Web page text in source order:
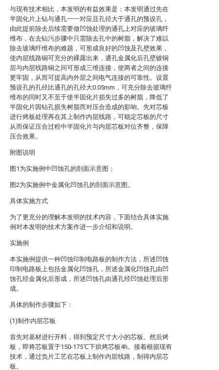
与现有技术相比，本发明的有益效果是：本发明通过先在
半固化片上钻与通孔一一对应且孔径大于通孔的预设孔，
由此提前除去后续需要做凹蚀处理的通孔上对应的玻璃纤
维布，在去钻污步骤中只需除去孔中的树脂，解决了难以
除去玻璃纤维布的难题，可形成良好的凹蚀及孔壁效果，
使内层线路铜可充分的裸露出来，通孔金属化后孔壁镀铜
层与内层线路铜之间可形成三维连接，使两者之间的连接
更牢固，从而可提高内外层之间电气连接的可靠性。设置
预设孔的孔径比通孔的孔径大0.05mm，可充分除去玻璃纤
维布的同时又不至于使半固化片损失过多的树脂，降低了
半固化片因钻孔损失树脂而对压合造成的影响。先对芯板
进行烤板处理再在其上制作内层线路，可稳定芯板的尺寸
从而保证压合过程中半固化片与内层芯板对位齐整，保障
压合效果。
附图说明
图1为实施例中凹蚀孔的剖面示意图；
图2为实施例中金属化凹蚀孔的剖面示意图。
具体实施方式
为了更充分的理解本发明的技术内容，下面结合具体实施
例对本发明的技术方案作进一步介绍和说明。
实施例
本实施例提供一种凹蚀印制电路板的制作方法，所述凹蚀
印制电路板上包括金属化凹蚀孔，所述金属化凹蚀孔由凹
蚀孔经金属化后形成，所述凹蚀孔由通孔经凹蚀处理后形
成。
具体的制作步骤如下：
(1)制作内层芯板
首先对基材进行开料，得到预定尺寸大小的芯板。然后烤
板，即将芯板置于150-175℃下烘烤芯板4h。接着根据现有
技术，通过负片工艺在芯板上制作内层线路，制得内层芯
板。